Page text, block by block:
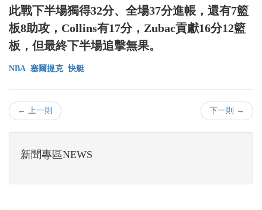
此戰下半場獨得32分、全場37分進帳，還有7籃
板8助攻，Collins有17分，Zubac貢獻16分12籃
板，但最終下半場追擊無果。
NBA 塞爾提克 快艇
← 上一則 下一則 →
新聞專區NEWS